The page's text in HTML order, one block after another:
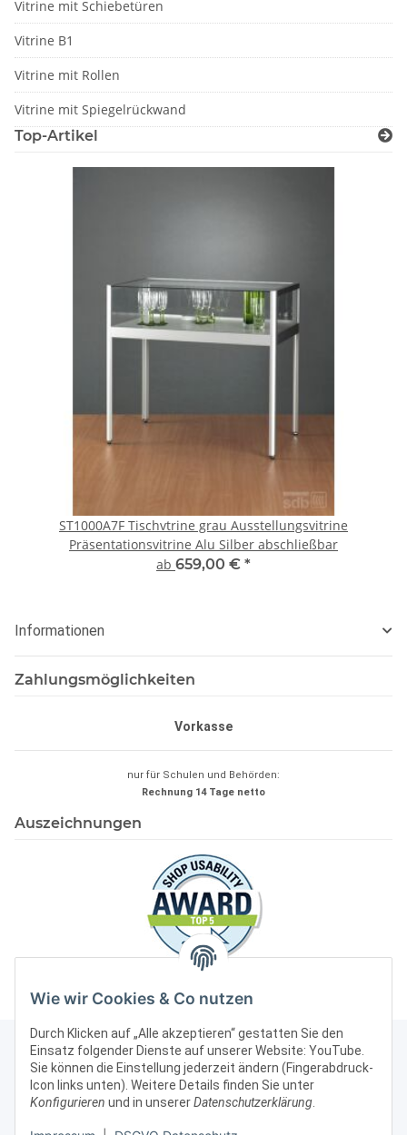
Wie wir Cookies & Co nutzen
Durch Klicken auf „Alle akzeptieren“ gestatten Sie den
Einsatz folgender Dienste auf unserer Website: YouTube.
Sie können die Einstellung jederzeit ändern (Fingerabdruck-
Icon links unten). Weitere Details finden Sie unter
Konfigurieren und in unsererDatenschutzerklärung.
Vitrine mit Schiebetüren
Vitrine B1
Vitrine mit Rollen
Vitrine mit Spiegelrückwand
Top-Artikel
ST1000A7F Tischvtrine grau Ausstellungsvitrine
Präsentationsvitrine Alu Silber abschließbar
ab 659,00 € *
Informationen
Zahlungsmöglichkeiten
Vorkasse
nur für Schulen und Behörden:
Rechnung 14 Tage netto
Auszeichnungen
Kontakt & Rechtliches